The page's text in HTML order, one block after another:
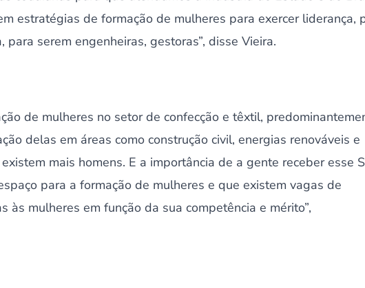
estratégias de formação de mulheres para exercer liderança,
serem engenheiras, gestoras”, disse Vieira.
de mulheres no setor de confecção e têxtil,
delas em áreas como construção civil, energias renováveis e
mais homens. E a importância de a gente receber esse
para a formação de mulheres e que existem vagas de
às mulheres em função da sua competência e mérito”,